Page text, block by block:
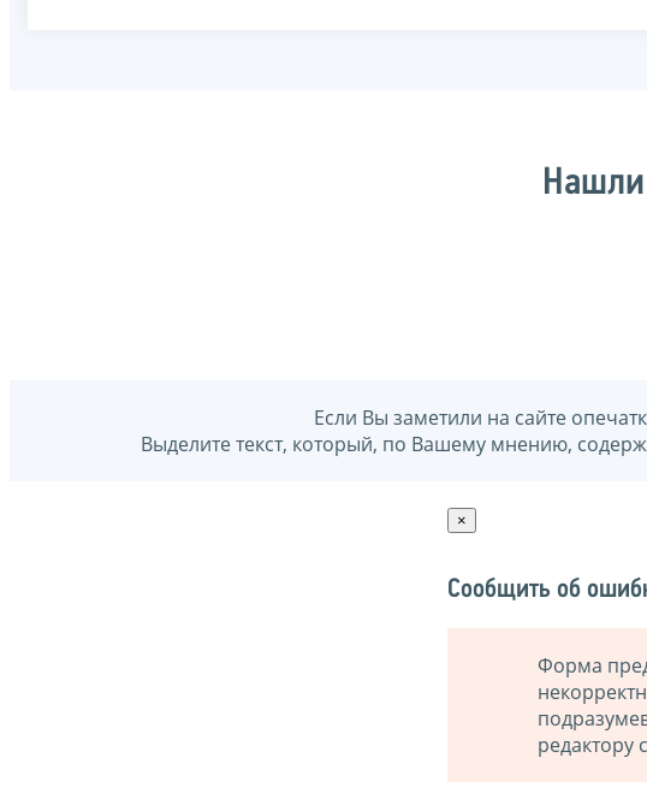
Если Вы заметили на сайте
Выделите текст, который, по Вашему мнению,
×
Сообщить об
Форма
редактору